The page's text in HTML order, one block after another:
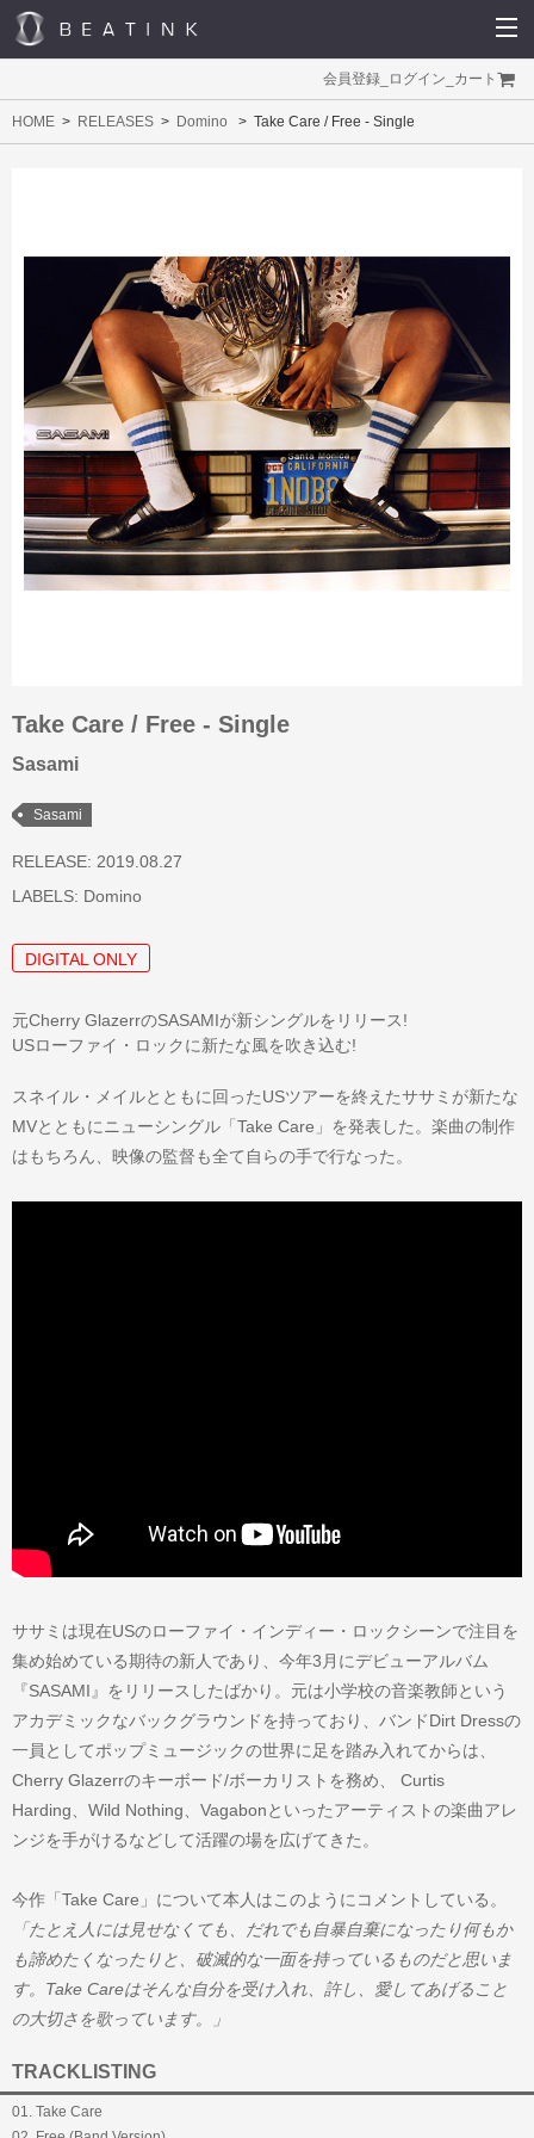
会員登録 ログイン カート
HOME RELEASES Domino Take Care / Free - Single
Take Care / Free - Single
Sasami
Sasami
RELEASE: 2019.08.27
LABELS: Domino
DIGITAL ONLY
元Cherry GlazerrのSASAMIが新シングルをリリース!
USローファイ・ロックに新たな風を吹き込む!
スネイル・メイルとともに回ったUSツアーを終えたササミが新たな
MVとともにニューシングル「Take Care」を発表した。楽曲の制作
はもちろん、映像の監督も全て自らの手で行なった。
ササミは現在USのローファイ・インディー・ロックシーンで注目を
集め始めている期待の新人であり、今年3月にデビューアルバム
『SASAMI』をリリースしたばかり。元は小学校の音楽教師という
アカデミックなバックグラウンドを持っており、バンドDirt Dressの
一員としてポップミュージックの世界に足を踏み入れてからは、
Cherry Glazerrのキーボード/ボーカリストを務め、 Curtis
Harding、Wild Nothing、Vagabonといったアーティストの楽曲アレ
ンジを手がけるなどして活躍の場を広げてきた。
今作「Take Care」について本人はこのようにコメントしている。
「たとえ人には見せなくても、だれでも自暴自棄になったり何もか
も諦めたくなったりと、破滅的な一面を持っているものだと思いま
す。Take Careはそんな自分を受け入れ、許し、愛してあげること
の大切さを歌っています。」
TRACKLISTING
01. Take Care